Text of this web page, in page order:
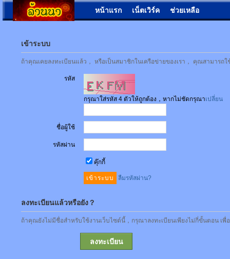
หน้าแรก เน็ตเวิร์ค ช่วยเหลือ
เข้าระบบ
ถ้าคุณเคยลงทะเบียนแล้ว， หรือเป็นสมาชิกในเครือข่ายของเรา， คุณสามาร
รหัส
กรุณาใส่รหัส 4 ตัวให้ถูกต้อง，หากไม่ชัดกรุณาเปลี่ยน
ชื่อผู้ใช้
รหัสผ่าน
คุ๊กกี้
ลืมรหัสผ่าน?
ลงทะเบียนแล้วหรือยัง？
ถ้าคุณยังไม่มีชื่อสำหรับใช้งานเว็บไซต์นี้，กรุณาลงทะเบียนเพียงไม่กี่ขั้นตอน เพื่
ลงทะเบียน